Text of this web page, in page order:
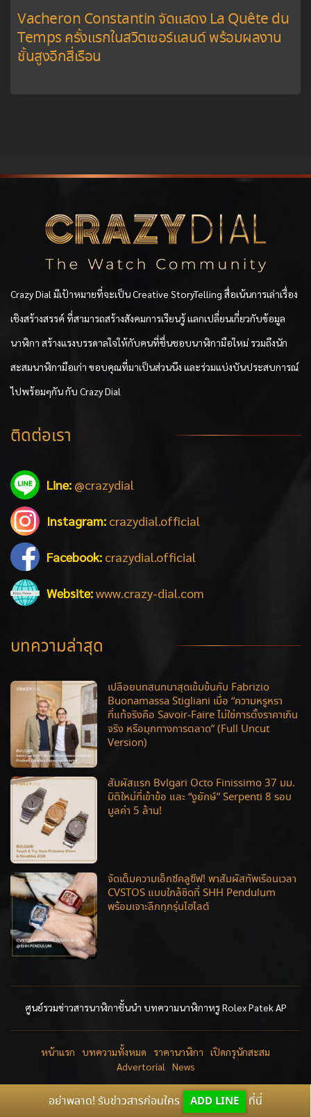
Vacheron Constantin จัดแสดง La Quête du
Temps ครั้งแรกในสวิตเซอร์แลนด์ พร้อมผลงาน
ชั้นสูงอีกสี่เรือน
Crazy Dial มีเป้าหมายที่จะเป็น Creative StoryTelling สื่อเน้นการเล่าเรื่อง
เชิงสร้างสรรค์ ที่สามารถสร้างสังคมการเรียนรู้ แลกเปลี่ยนเกี่ยวกับข้อมูล
นาฬิกา สร้างแรงบรรดาลใจให้กับคนที่ชื่นชอบนาฬิกามือใหม่ รวมถึงนัก
สะสมนาฬิกามือเก่า ขอบคุณที่มาเป็นส่วนนึง และร่วมแบ่งบันประสบการณ์
ไปพร้อมๆกัน กับ Crazy Dial
ติดต่อเรา
Line: @crazydial
Instagram: crazydial.official
Facebook: crazydial.official
Website:www.crazy-dial.com
บทความล่าสุด
เปลือยบทสนทนาสุดเข้มข้นกับ Fabrizio
Buonamassa Stigliani เมื่อ “ความหรูหรา
ที่แท้จริงคือ Savoir-Faire ไม่ใช่การตั้งราคาเกิน
จริง หรือมุกทางการตลาด” (Full Uncut
Version)
สัมผัสแรก Bvlgari Octo Finissimo 37 มม.
มิติใหม่ที่เข้าข้อ และ “งูยักษ์” Serpenti 8 รอบ
มูลค่า 5 ล้าน!
จัดเต็มความเอ็กซ์คลูซีฟ! พาสัมผัสทัพเรือนเวลา
CVSTOS แบบใกล้ชิดที่ SHH Pendulum
พร้อมเจาะลึกทุกรุ่นไฮไลต์
ศูนย์รวมข่าวสารนาฬิกาชั้นนำ บทความนาฬิกาหรู Rolex Patek AP
หน้าแรก บทความทั้งหมด ราคานาฬิกา
เปิดกรุนักสะสม
Advertorial
News
อย่าพลาด! รับข่าวสารก่อนใคร ADD LINE ที่นี่